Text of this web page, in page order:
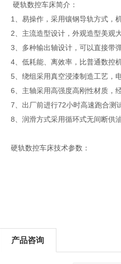
硬轨数控车床简介：
1、易操作，采用镶钢导轨方式，机
2、主流造型设计，外观造型美观大
3、多种输出轴设计，可以直接带弹
4、低耗能、离效率，比普通数控机
5、绕组采用真空浸漆制造工艺，电
6、主轴采用高强度高刚性材质，经
7、出厂前进行72小时高速跑合测试
8、润滑方式采用循环式无间断供油
硬轨数控车床技术参数：
产品咨询